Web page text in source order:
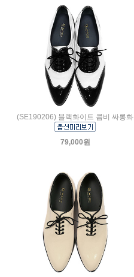
(SE190206) 블랙화이트 콤비 싸롱화
79,000원